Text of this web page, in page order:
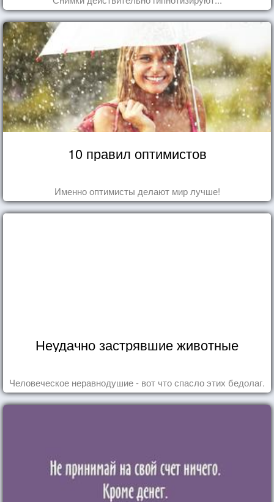
10 правил оптимистов
Именно оптимисты делают мир лучше!
Неудачно застрявшие животные
Человеческое неравнодушие - вот что спасло этих бедолаг.